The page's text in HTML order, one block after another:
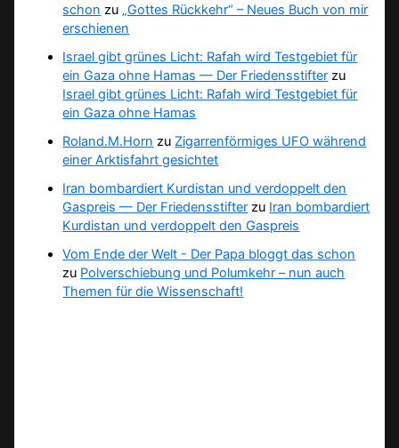
schon zu „Gottes Rückkehr“ – Neues Buch von mir
erschienen
Israel gibt grünes Licht: Rafah wird Testgebiet für
ein Gaza ohne Hamas — Der Friedensstifter zu
Israel gibt grünes Licht: Rafah wird Testgebiet für
ein Gaza ohne Hamas
Roland.M.Horn zu Zigarrenförmiges UFO während
einer Arktisfahrt gesichtet
Iran bombardiert Kurdistan und verdoppelt den
Gaspreis — Der Friedensstifter zu Iran bombardiert
Kurdistan und verdoppelt den Gaspreis
Vom Ende der Welt - Der Papa bloggt das schon
zu Polverschiebung und Polumkehr – nun auch
Themen für die Wissenschaft!